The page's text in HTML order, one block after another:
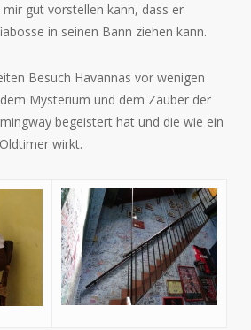
gut vorstellen kann, dass er
in seinen Bann ziehen kann.
Besuch Havannas vor wenigen
Mysterium und dem Zauber der
begeistert hat und die wie ein
wirkt.